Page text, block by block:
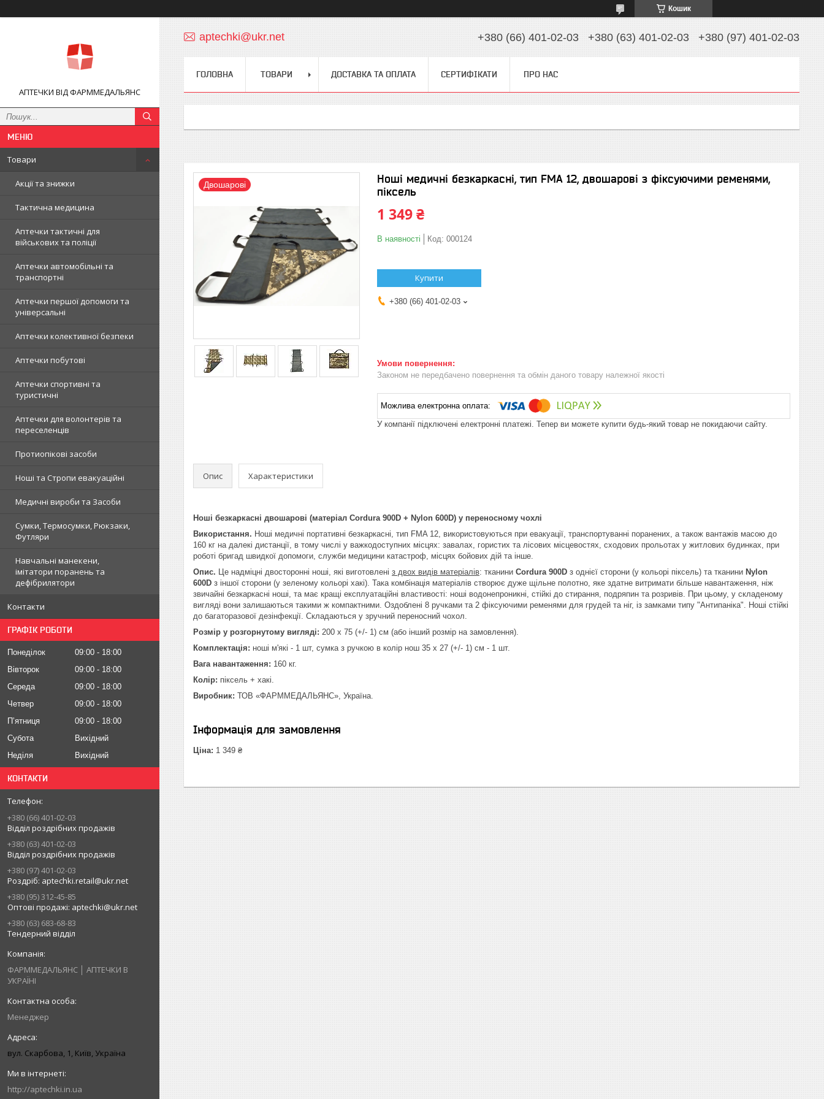
Кошик
АПТЕЧКИ ВІД ФАРММЕДАЛЬЯНС
Товари
Акції та знижки
Тактична медицина
Аптечки тактичні для
військових та поліції
Аптечки автомобільні та
транспортні
Аптечки першої допомоги та
універсальні
Аптечки колективної безпеки
Аптечки побутові
Аптечки спортивні та
туристичні
Аптечки для волонтерів та
переселенців
Протиопікові засоби
Ноші та Стропи евакуаційні
Медичні вироби та Засоби
Сумки, Термосумки, Рюкзаки,
Футляри
Навчальні манекени,
імітатори поранень та
дефібрилятори
Контакти
ГРАФІК РОБОТИ
Понеділок 09:00
18:00
Вівторок
09:00
18:00
Середа
09:00
18:00
Четвер
09:00
18:00
Пʼятниця
09:00
18:00
Субота
Вихідний
Неділя
Вихідний
КОНТАКТИ
+380 (66) 401-02-03
Відділ роздрібних продажів
+380 (63) 401-02-03
Відділ роздрібних продажів
+380 (97) 401-02-03
Роздріб: aptechki.retail@ukr.net
+380 (95) 312-45-85
Оптові продажі: aptechki@ukr.net
+380 (63) 683-68-83
Тендерний відділ
ФАРММЕДАЛЬЯНС │ АПТЕЧКИ В
УКРАЇНІ
Менеджер
вул. Скарбова, 1, Київ, Україна
http://aptechki.in.ua
aptechki@ukr.net +380 (66) 401-02-03 +380 (63) 401-02-03 +380 (97) 401-02-03
ГОЛОВНА ТОВАРИ ДОСТАВКА ТА ОПЛАТА СЕРТИФІКАТИ ПРО НАС
Двошарові
Ноші медичні безкаркасні, тип FMA 12, двошарові з фіксуючими ременями,
піксель
1 349 ₴
В наявності Код: 000124
Купити
+380 (66) 401-02-03
Законом не передбачено повернення та обмін даного товару належної якості
У компанії підключені електронні платежі. Тепер ви можете купити будь-який товар не покидаючи сайту.
Опис Характеристики
Ноші безкаркасні двошарові (матеріал Cordura 900D + Nylon 600D) у переносному чохлі
Використання. Ноші медичні портативні безкаркасні, тип FMA 12, використовуються при евакуації, транспортуванні поранених, а також вантажів масою до
160 кг на далекі дистанції, в тому числі у важкодоступних місцях: завалах, гористих та лісових місцевостях, сходових прольотах у житлових будинках, при
роботі бригад швидкої допомоги, служби медицини катастроф, місцях бойових дій та інше.
Опис. Це надміцні двосторонні ноші, які виготовлені з двох видів матеріалів: тканини Cordura 900D з однієї сторони (у кольорі піксель) та тканини Nylon
600D з іншої сторони (у зеленому кольорі хакі). Така комбінація матеріалів створює дуже щільне полотно, яке здатне витримати більше навантаження, ніж
звичайні безкаркасні ноші, та має кращі експлуатаційні властивості: ноші водонепроникні, стійкі до стирання, подряпин та розривів. При цьому, у складеному
вигляді вони залишаються такими ж компактними. Оздоблені 8 ручками та 2 фіксуючими ременями для грудей та ніг, із замками типу "Антипаніка". Ноші стійкі
до багаторазової дезінфекції. Складаються у зручний переносний чохол.
Розмір у розгорнутому вигляді: 200 х 75 (+/- 1) см (або інший розмір на замовлення).
Комплектація: ноші м'які - 1 шт, сумка з ручкою в колір нош 35 х 27 (+/- 1) см - 1 шт.
Вага навантаження: 160 кг.
Колір: піксель + хакі.
Виробник: ТОВ «ФАРММЕДАЛЬЯНС», Україна.
Інформація для замовлення
Ціна: 1 349 ₴